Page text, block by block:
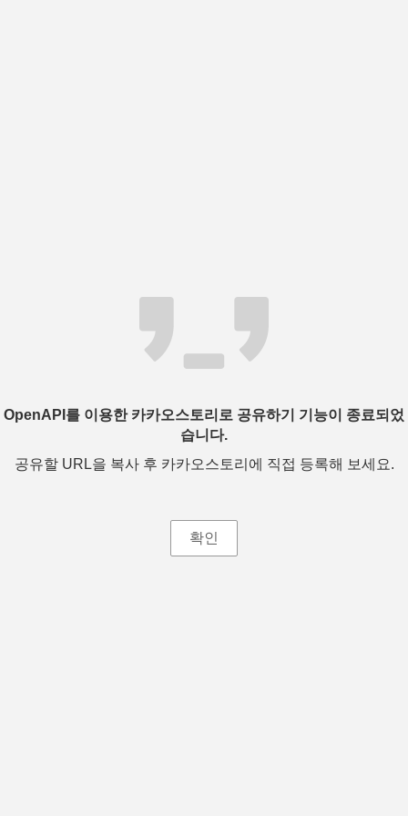
OpenAPI를 이용한 카카오스토리로 공유하기 기능이 종료되었
습니다.
공유할 URL을 복사 후 카카오스토리에 직접 등록해 보세요.
확인